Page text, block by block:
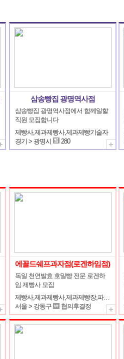
삼송빵집 광명역사점
삼송빵집 광명역사점에서 함께일할
직원 모집합니다
제빵사,제과제빵사,제과제빵기술자
경기 > 광명시
280
에꼴드쉐프과자점(로겐하임점)
독일 천연발효 호밀빵 전문 로겐하
임 제빵사 모집
제빵사,제과제빵사,제과제빵장,파티쉐(파티시에),제과제빵기술자
서울 > 강동구
협의후결정